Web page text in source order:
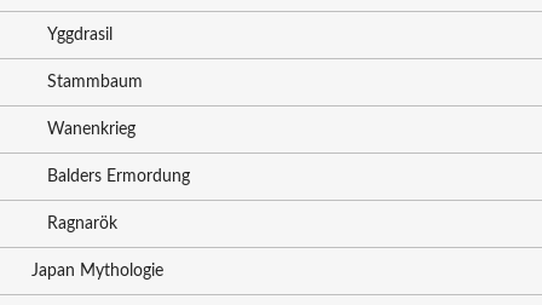
Yggdrasil
Stammbaum
Wanenkrieg
Balders Ermordung
Ragnarök
Japan Mythologie